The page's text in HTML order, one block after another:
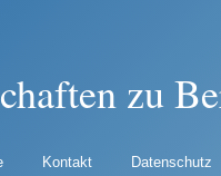
zu
Kontakt Datenschutz